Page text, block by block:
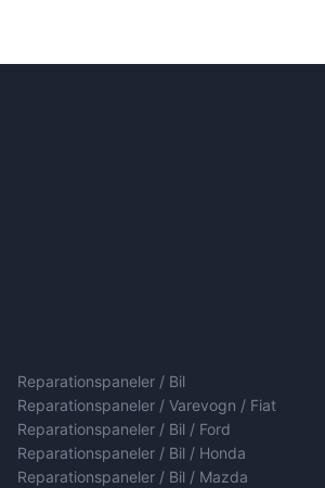
Reparationspaneler / Bil
Reparationspaneler / Varevogn / Fiat
Reparationspaneler / Bil / Ford
Reparationspaneler / Bil / Honda
Reparationspaneler / Bil / Mazda